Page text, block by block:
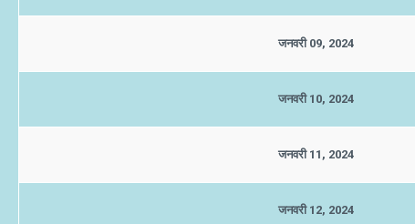
जनवरी 09, 2024
जनवरी 10, 2024
जनवरी 11, 2024
जनवरी 12, 2024